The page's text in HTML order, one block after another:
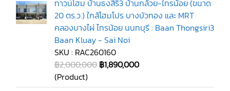
ทาวน์โฮม บ้านธงสิริ3 บ้านกล้วย-ไทรน้อย (ขนาด
20 ตร.ว.) ใกล้โฮมโปร บางบัวทอง และ MRT
คลองบางไผ่ ไทรน้อย นนทบุรี : Baan Thongsiri3
Baan Kluay - Sai Noi
SKU : RAC260160
฿2,000,000 ฿1,890,000
(Product)